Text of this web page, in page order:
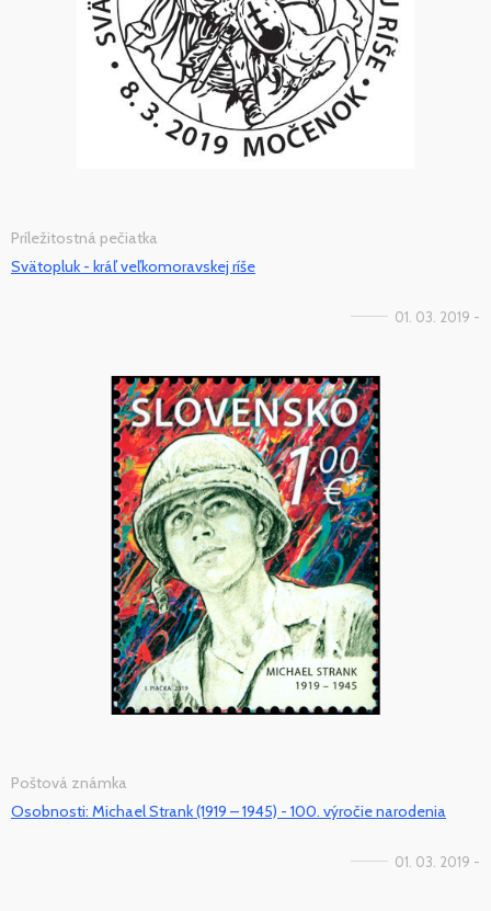
Príležitostná pečiatka
Svätopluk - kráľ veľkomoravskej ríše
01. 03. 2019 -
Poštová známka
Osobnosti: Michael Strank (1919 – 1945) - 100. výročie narodenia
01. 03. 2019 -